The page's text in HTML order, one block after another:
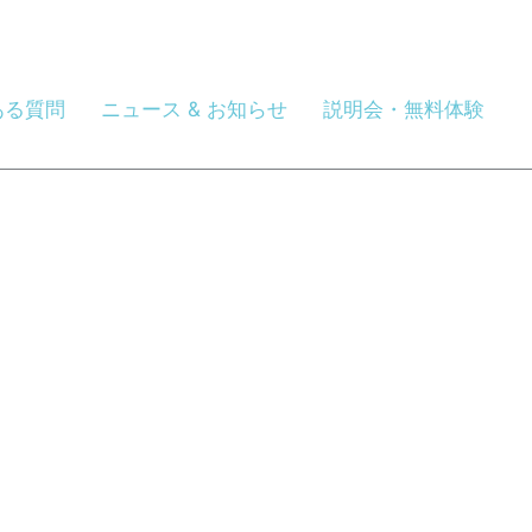
質問 ニュース & お知らせ 説明会・無料体験